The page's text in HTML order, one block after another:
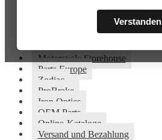
Verstanden
Versand und Bezahlung
Motorcycle Storehouse
Parts Europe
Zodiac
ProBrake
Iron Optics
OEM Parts
Online-Kataloge
Versand und Bezahlung